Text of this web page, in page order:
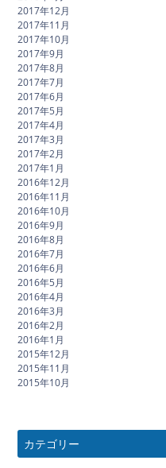
2017年12月
2017年11月
2017年10月
2017年9月
2017年8月
2017年7月
2017年6月
2017年5月
2017年4月
2017年3月
2017年2月
2017年1月
2016年12月
2016年11月
2016年10月
2016年9月
2016年8月
2016年7月
2016年6月
2016年5月
2016年4月
2016年3月
2016年2月
2016年1月
2015年12月
2015年11月
2015年10月
カテゴリー